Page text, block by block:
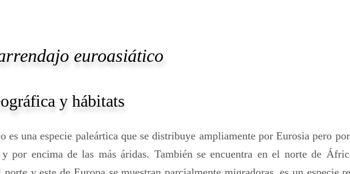
euroasiático
y hábitats
es una especie paleártica que se distribuye ampliamente por Eurosia pero
y por encima de las más áridas. También se encuentra en el norte de